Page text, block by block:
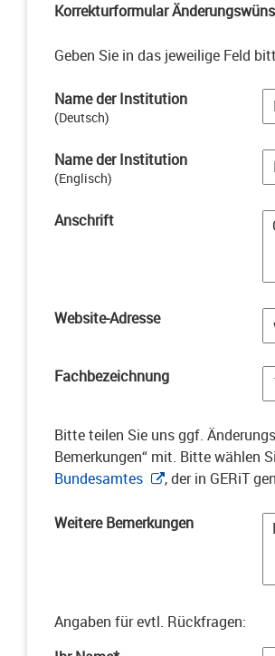
Korrekturformular
Geben Sie in das jeweilige Feld
Name der Institution
(Deutsch)
Name der Institution
(Englisch)
Anschrift
Website-Adresse
Fachbezeichnung
Bitte teilen Sie uns ggf.
Bemerkungen“ mit. Bitte wählen
Bundesamtes
, der in GERiT
Weitere Bemerkungen
Angaben für evtl. Rückfragen: